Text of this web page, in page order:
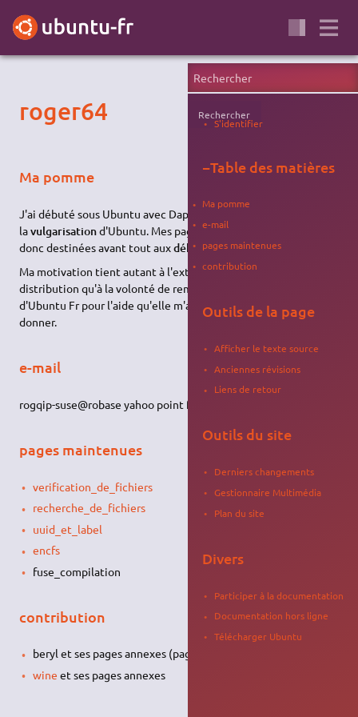
roger64
Ma pomme
J'ai débuté sous Ubuntu avec Dapper. Mon centre d'intérêt est
lavulgarisationd'Ubuntu. Mes pages ou mes contributions sont
donc destinées avant tout auxdébutants.
Ma motivation tient autant à l'extrême qualité de cette
distribution qu'à la volonté de remercier la communauté
d'Ubuntu Fr pour l'aide qu'elle m'a et qu'elle continue de me
donner.
e-mail
rogqip-suse@robase yahoo point fr
pages maintenues
verification_de_fichiers
recherche_de_fichiers
uuid_et_label
encfs
fuse_compilation
contribution
beryl et ses pages annexes (pages obsolètes)
wine et ses pages annexes
Rechercher
S'identifier
−Table des matières
Ma pomme
e-mail
pages maintenues
contribution
Outils de la page
Afficher le texte source
Anciennes révisions
Liens de retour
Outils du site
Derniers changements
Gestionnaire Multimédia
Plan du site
Divers
Participer à la documentation
Documentation hors ligne
Télécharger Ubuntu